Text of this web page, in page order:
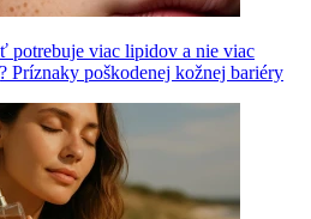
potrebuje viac lipidov a nie viac
Príznaky poškodenej kožnej bariéry